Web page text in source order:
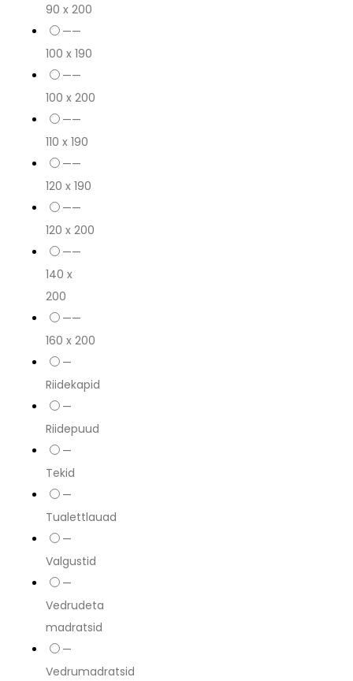
90 x 200
——
100 x 190
——
100 x 200
——
110 x 190
——
120 x 190
——
120 x 200
——
140 x
200
——
160 x 200
—
Riidekapid
—
Riidepuud
—
Tekid
—
Tualettlauad
—
Valgustid
—
Vedrudeta
madratsid
—
Vedrumadratsid